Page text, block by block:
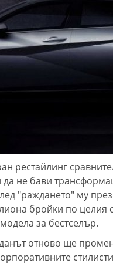
рестайлинг
не бави
"раждането" му през
бройки по целия
за бестселър.
отново ще